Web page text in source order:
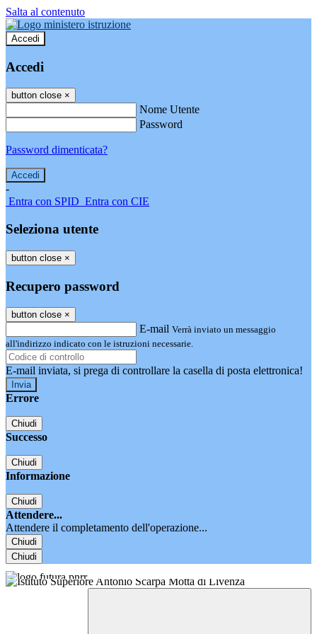
Salta al contenuto
Accedi
Accedi
button close ×
Nome Utente
Password
Password dimenticata?
-
Entra con SPID Entra con CIE
Seleziona utente
button close ×
Recupero password
button close ×
E-mail Verrà inviato un messaggio
all'indirizzo indicato con le istruzioni necessarie.
E-mail inviata, si prega di controllare la casella di posta elettronica!
Errore
Chiudi
Successo
Chiudi
Informazione
Chiudi
Attendere...
Attendere il completamento dell'operazione...
Chiudi
Chiudi